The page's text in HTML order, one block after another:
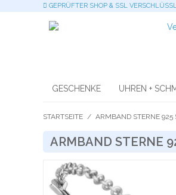
GEPRÜFTER SHOP & SSL
GESCHENKE UHREN +
STARTSEITE / ARMBAND STERNE 925
ARMBAND STERNE